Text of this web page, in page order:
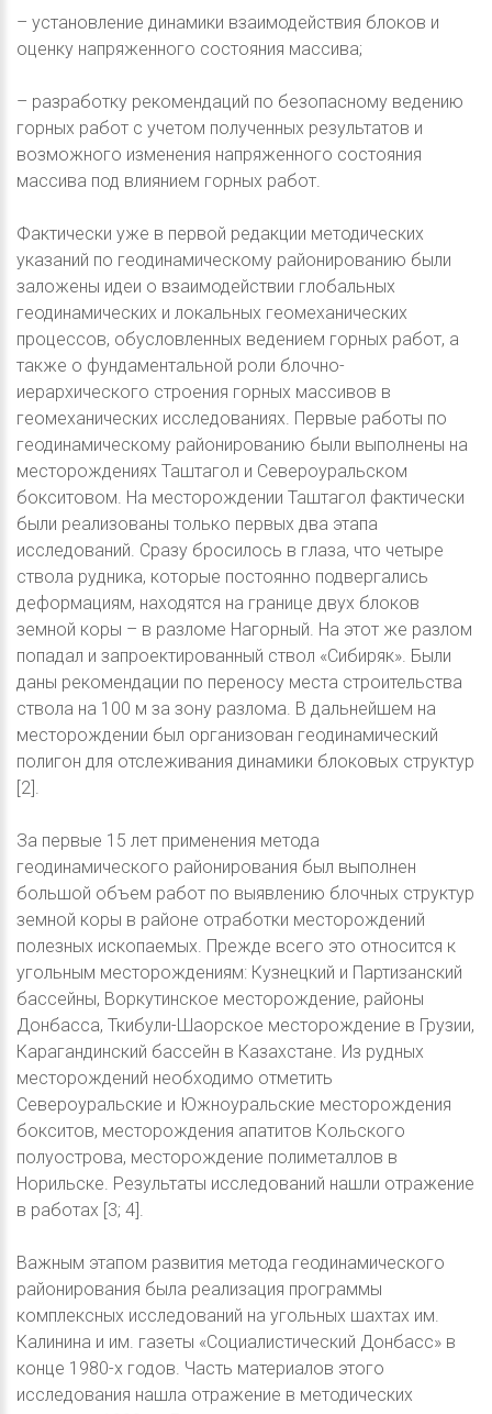
– установление динамики взаимодействия блоков и
оценку напряженного состояния массива;
– разработку рекомендаций по безопасному ведению
горных работ с учетом полученных результатов и
возможного изменения напряженного состояния
массива под влиянием горных работ.
Фактически уже в первой редакции методических
указаний по геодинамическому районированию были
заложены идеи о взаимодействии глобальных
геодинамических и локальных геомеханических
процессов, обусловленных ведением горных работ, а
также о фундаментальной роли блочно-
иерархического строения горных массивов в
геомеханических исследованиях. Первые работы по
геодинамическому районированию были выполнены на
месторождениях Таштагол и Североуральском
бокситовом. На месторождении Таштагол фактически
были реализованы только первых два этапа
исследований. Сразу бросилось в глаза, что четыре
ствола рудника, которые постоянно подвергались
деформациям, находятся на границе двух блоков
земной коры – в разломе Нагорный. На этот же разлом
попадал и запроектированный ствол «Сибиряк». Были
даны рекомендации по переносу места строительства
ствола на 100 м за зону разлома. В дальнейшем на
месторождении был организован геодинамический
полигон для отслеживания динамики блоковых структур
[2].
За первые 15 лет применения метода
геодинамического районирования был выполнен
большой объем работ по выявлению блочных структур
земной коры в районе отработки месторождений
полезных ископаемых. Прежде всего это относится к
угольным месторождениям: Кузнецкий и Партизанский
бассейны, Воркутинское месторождение, районы
Донбасса, Ткибули-Шаорское месторождение в Грузии,
Карагандинский бассейн в Казахстане. Из рудных
месторождений необходимо отметить
Североуральские и Южноуральские месторождения
бокситов, месторождения апатитов Кольского
полуострова, месторождение полиметаллов в
Норильске. Результаты исследований нашли отражение
в работах [3; 4].
Важным этапом развития метода геодинамического
районирования была реализация программы
комплексных исследований на угольных шахтах им.
Калинина и им. газеты «Социалистический Донбасс» в
конце 1980-х годов. Часть материалов этого
исследования нашла отражение в методических